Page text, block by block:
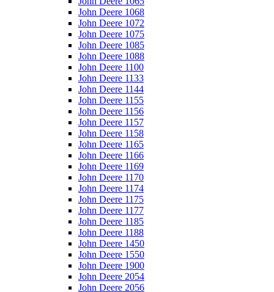
John Deere 1068
John Deere 1072
John Deere 1075
John Deere 1085
John Deere 1088
John Deere 1100
John Deere 1133
John Deere 1144
John Deere 1155
John Deere 1156
John Deere 1157
John Deere 1158
John Deere 1165
John Deere 1166
John Deere 1169
John Deere 1170
John Deere 1174
John Deere 1175
John Deere 1177
John Deere 1185
John Deere 1188
John Deere 1450
John Deere 1550
John Deere 1900
John Deere 2054
John Deere 2056